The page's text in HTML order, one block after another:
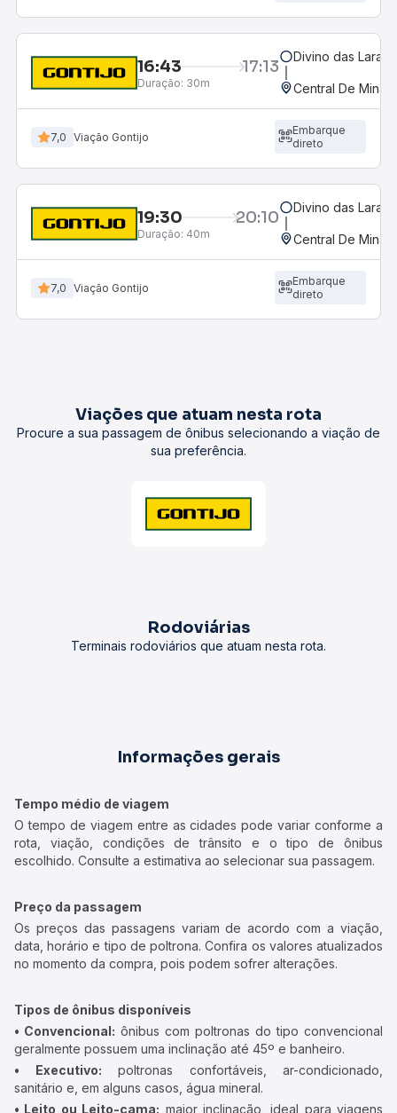
16:43 17:13
Duração: 30m
Divino das
Central De
7,0 Viação Gontijo
Embarque
direto
19:30 20:10
Duração: 40m
Divino das
Central De
7,0 Viação Gontijo
Embarque
direto
Viações que atuam nesta rota
Procure a sua passagem de ônibus selecionando a viação de
sua preferência.
Rodoviárias
Terminais rodoviários que atuam nesta rota.
Informações gerais
Tempo médio de viagem
O tempo de viagem entre as cidades pode variar conforme a
rota, viação, condições de trânsito e o tipo de ônibus
escolhido. Consulte a estimativa ao selecionar sua passagem.
Preço da passagem
Os preços das passagens variam de acordo com a viação,
data, horário e tipo de poltrona. Confira os valores atualizados
no momento da compra, pois podem sofrer alterações.
Tipos de ônibus disponíveis
• Convencional: ônibus com poltronas do tipo convencional
geralmente possuem uma inclinação até 45º e banheiro.
• Executivo: poltronas confortáveis, ar-condicionado,
sanitário e, em alguns casos, água mineral.
• Leito ou Leito-cama: maior inclinação, ideal para viagens